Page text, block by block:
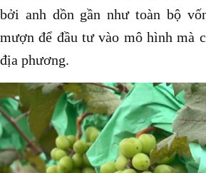
bởi anh dồn gần như toàn bộ
mượn để đầu tư vào mô hình mà
địa phương.